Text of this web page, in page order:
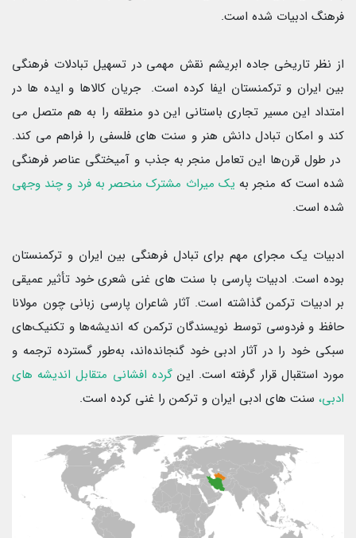
فرهنگ ادبیات شده است.
از نظر تاریخی جاده ابریشم نقش مهمی در تسهیل تبادلات فرهنگی
بین ایران و ترکمنستان ایفا کرده است. جریان کالاها و ایده ها در
امتداد این مسیر تجاری باستانی این دو منطقه را به هم متصل می
کند و امکان تبادل دانش هنر و سنت های فلسفی را فراهم می کند.
در طول قرن‌ها این تعامل منجر به جذب و آمیختگی عناصر فرهنگی
شده است که منجر به یک میراث مشترک منحصر به فرد و چند وجهی
شده است.
ادبیات یک مجرای مهم برای تبادل فرهنگی بین ایران و ترکمنستان
بوده است. ادبیات پارسی با سنت های غنی شعری خود تأثیر عمیقی
بر ادبیات ترکمن گذاشته است. آثار شاعران پارسی زبانی چون مولانا
حافظ و فردوسی توسط نویسندگان ترکمن که اندیشه‌ها و تکنیک‌های
سبکی خود را در آثار ادبی خود گنجانده‌اند، به‌طور گسترده ترجمه و
مورد استقبال قرار گرفته است. اینگرده افشانی متقابل اندیشه های
ادبی، سنت های ادبی ایران و ترکمن را غنی کرده است.